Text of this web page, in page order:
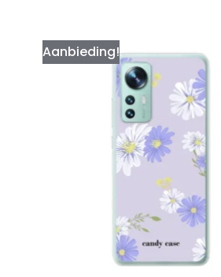
Aanbieding!